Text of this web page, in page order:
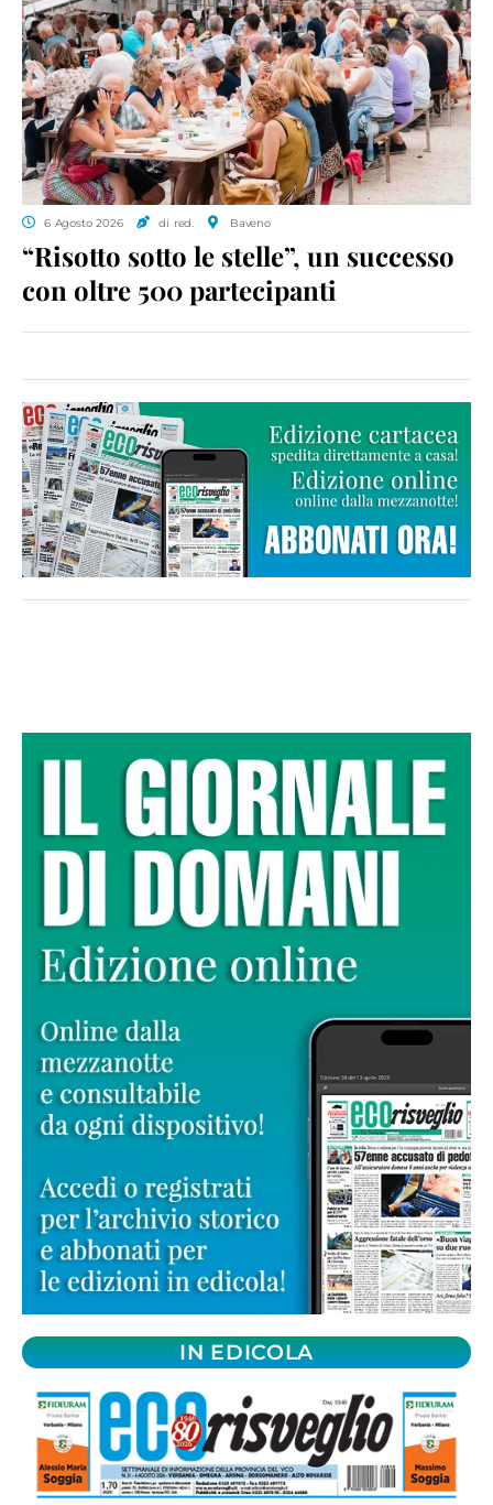
6 Agosto 2026 di red. Baveno
“Risotto sotto le stelle”, un successo
con oltre 500 partecipanti
IN EDICOLA